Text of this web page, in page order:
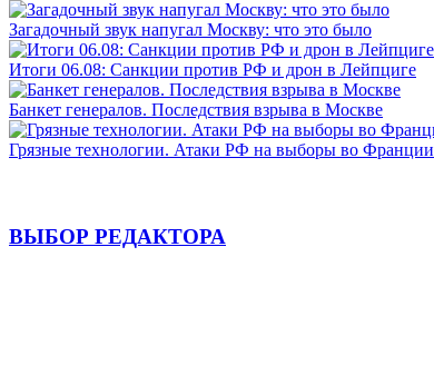
Загадочный звук напугал Москву: что это было
Итоги 06.08: Санкции против РФ и дрон в Лейпциге
Банкет генералов. Последствия взрыва в Москве
Грязные технологии. Атаки РФ на выборы во Франции
ВЫБОР РЕДАКТОРА